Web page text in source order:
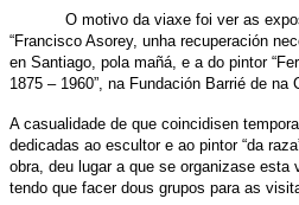
O motivo da viaxe foi ver as
“Francisco Asorey, unha recuperación
en Santiago, pola mañá, e a do pintor
1875 – 1960”, na Fundación Barrié de na
A casualidade de que coincidisen
dedicadas ao escultor e ao pintor “da
obra, deu lugar a que se organizase esta
tendo que facer dous grupos para as